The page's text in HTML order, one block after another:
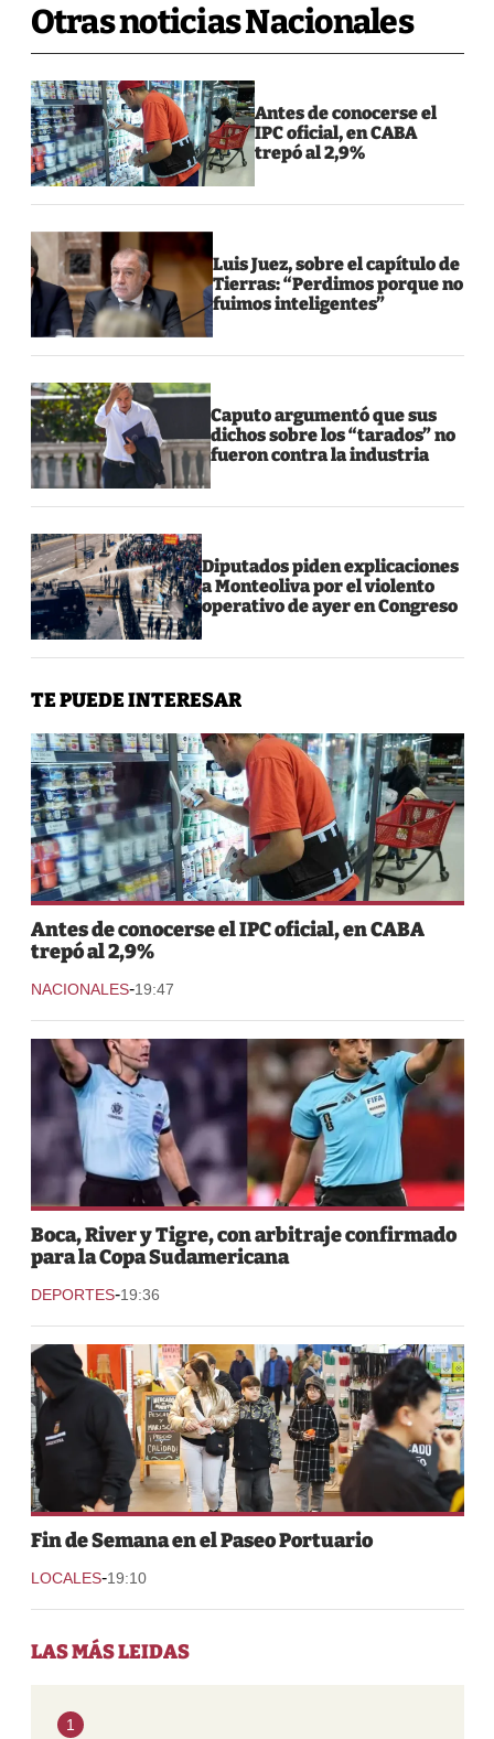
Otras noticias Nacionales
Antes de conocerse el
IPC oficial, en CABA
trepó al 2,9%
Luis Juez, sobre el capítulo de
Tierras: “Perdimos porque no
fuimos inteligentes”
Caputo argumentó que sus
dichos sobre los “tarados” no
fueron contra la industria
Diputados piden explicaciones
a Monteoliva por el violento
operativo de ayer en Congreso
TE PUEDE INTERESAR
Antes de conocerse el IPC oficial, en CABA
trepó al 2,9%
NACIONALES-19:47
Boca, River y Tigre, con arbitraje confirmado
para la Copa Sudamericana
DEPORTES-19:36
Fin de Semana en el Paseo Portuario
LOCALES-19:10
LAS MÁS LEIDAS
1